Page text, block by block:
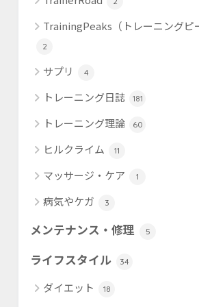
TrainingPeaks（トレーニングピ
2
サプリ 4
トレーニング日誌 181
トレーニング理論 60
ヒルクライム 11
マッサージ・ケア 1
病気やケガ 3
メンテナンス・修理 5
ライフスタイル 34
ダイエット 18